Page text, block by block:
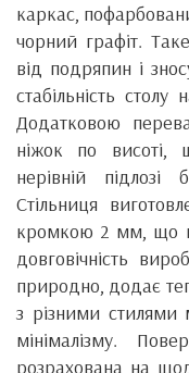
каркас,
чорний графіт.
від подряпин і
стабільність столу
Додатковою
ніжок по висоті,
нерівній підлозі
Стільниця
кромкою 2 мм, що
довговічність
природно, додає
з різними стилями
мінімалізму.
розрахована на